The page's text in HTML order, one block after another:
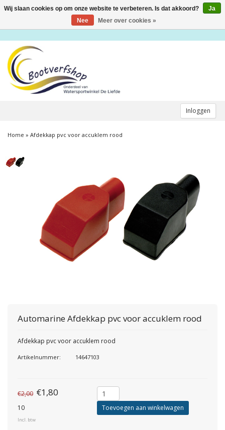
Inloggen
Toggle
Home » Afdekkap pvc voor accuklem rood
AutomarineAfdekkap pvc voor accuklem rood
Afdekkap pvc voor accuklem rood
Artikelnummer: 14647103
€2,00 €1,80
10
Incl. btw
Toevoegen aan winkelwagen
Wij slaan cookies op om onze website te verbeteren. Is dat akkoord?
Ja
Nee
Meer over cookies »